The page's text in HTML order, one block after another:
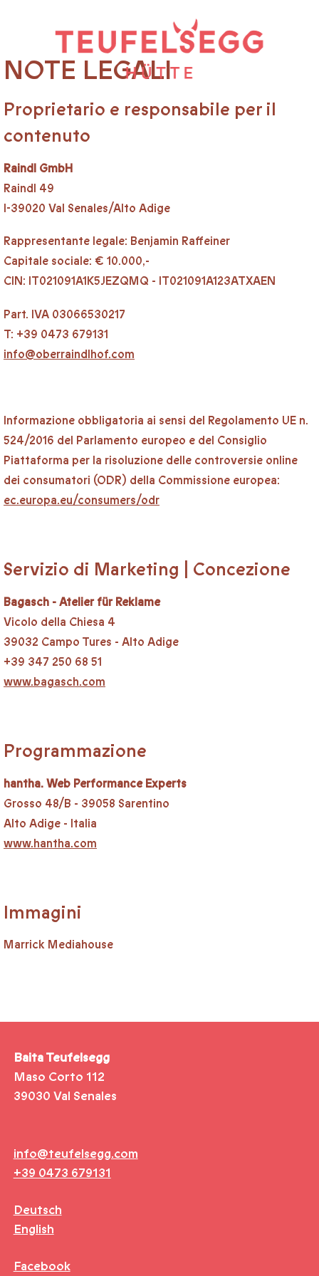
NOTE LEGALI
Proprietario e responsabile per il
contenuto
Raindl GmbH
Raindl 49
I-39020 Val Senales/Alto Adige
Rappresentante legale: Benjamin Raffeiner
Capitale sociale: € 10.000,-
CIN: IT021091A1K5JEZQMQ - IT021091A123ATXAEN
Part. IVA 03066530217
T: +39 0473 679131
info@oberraindlhof.com
Informazione obbligatoria ai sensi del Regolamento UE n.
524/2016 del Parlamento europeo e del Consiglio
Piattaforma per la risoluzione delle controversie online
dei consumatori (ODR) della Commissione europea:
ec.europa.eu/consumers/odr
Servizio di Marketing | Concezione
Bagasch - Atelier für Reklame
Vicolo della Chiesa 4
39032 Campo Tures - Alto Adige
+39 347 250 68 51
www.bagasch.com
Programmazione
hantha. Web Performance Experts
Grosso 48/B - 39058 Sarentino
Alto Adige - Italia
www.hantha.com
Immagini
Marrick Mediahouse
Baita Teufelsegg
Maso Corto 112
39030 Val Senales
info@teufelsegg.com
+39 0473 679131
Deutsch
English
Facebook